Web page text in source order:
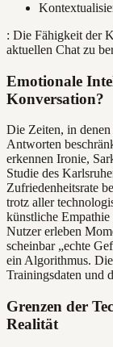
: Die Fähigkeit der
aktuellen Chat zu
Emotionale
Konversation?
Die Zeiten, in
Antworten
erkennen Ironie,
Studie des
Zufriedenheitsrate
trotz aller
künstliche
Nutzer erleben
scheinbar „echte
ein Algorithmus.
Trainingsdaten und
Grenzen der
Realität